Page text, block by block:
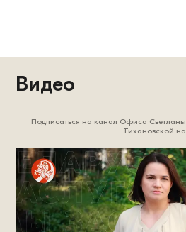
Видео
Подписаться на канал Офиса Светланы
Тихановской на